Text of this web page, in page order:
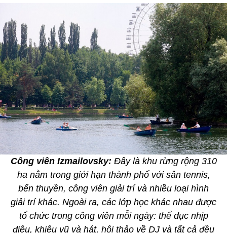
Công viên Izmailovsky: Đây là khu rừng rộng 310
ha nằm trong giới hạn thành phố với sân tennis,
bến thuyền, công viên giải trí và nhiều loại hình
giải trí khác. Ngoài ra, các lớp học khác nhau được
tổ chức trong công viên mỗi ngày: thể dục nhịp
điệu, khiêu vũ và hát, hội thảo về DJ và tất cả đều